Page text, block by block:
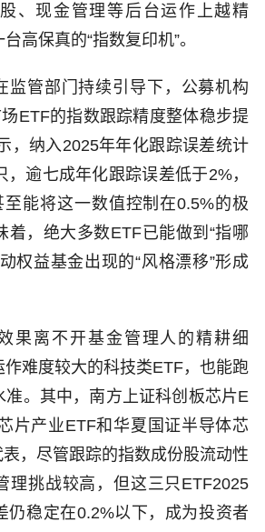
、现金管理等后台运作上越精
高保真的“指数复印机”。
监管部门持续引导下，公募机构
场ETF的指数跟踪精度整体稳步提
，纳入2025年年化跟踪误差统计
，逾七成年化跟踪误差低于2%，
能将这一数值控制在0.5%的极
着，绝大多数ETF已能做到“指哪
权益基金出现的“风格漂移”形成
果离不开基金管理人的精耕细
难度较大的科技类ETF，也能跑
准。其中，南方上证科创板芯片E
片产业ETF和华夏国证半导体芯
，尽管跟踪的指数成份股流动性
理挑战较高，但这三只ETF2025
仍稳定在0.2%以下，成为投资者